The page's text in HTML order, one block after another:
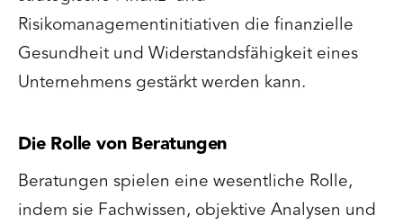
Risikomanagementinitiativen die finanzielle
Gesundheit und Widerstandsfähigkeit eines
Unternehmens gestärkt werden kann.
Die Rolle von Beratungen
Beratungen spielen eine wesentliche Rolle,
indem sie Fachwissen, objektive Analysen und